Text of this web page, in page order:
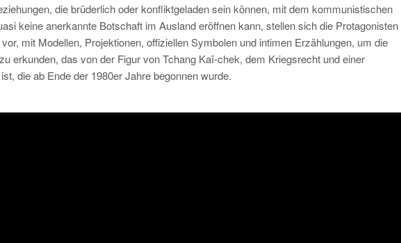
die brüderlich oder konfliktgeladen sein können, mit dem kommunistischen
keine anerkannte Botschaft im Ausland eröffnen kann, stellen sich die Protagonisten
mit Modellen, Projektionen, offiziellen Symbolen und intimen Erzählungen, um die
erkunden, das von der Figur von Tchang Kaï-chek, dem Kriegsrecht und einer
die ab Ende der 1980er Jahre begonnen wurde.